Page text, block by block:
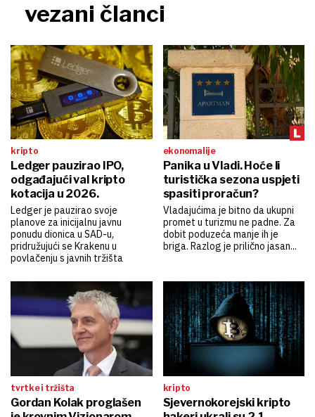
vezani članci
kripto
Ledger pauzirao IPO,
odgađajući val kripto
kotacija u 2026.
Ledger je pauzirao svoje
planove za inicijalnu javnu
ponudu dionica u SAD-u,
pridružujući se Krakenu u
povlačenju s javnih tržišta
ekonomalije
Panika u Vladi. Hoće li
turistička sezona uspjeti
spasiti proračun?
Vladajućima je bitno da ukupni
promet u turizmu ne padne. Za
dobit poduzeća manje ih je
briga. Razlog je prilično jasan...
tvrtke i tržišta
Gordan Kolak proglašen
kripto
Sjevernokorejski kripto